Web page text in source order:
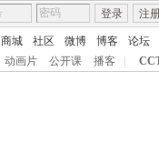
登录 注
商城 社区 微博 博客 论坛
动画片 公开课 播客